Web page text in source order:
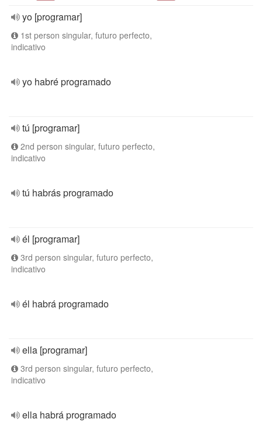
yo [programar]
1st person singular, futuro perfecto,
indicativo
yo habré programado
tú [programar]
2nd person singular, futuro perfecto,
indicativo
tú habrás programado
él [programar]
3rd person singular, futuro perfecto,
indicativo
él habrá programado
ella [programar]
3rd person singular, futuro perfecto,
indicativo
ella habrá programado